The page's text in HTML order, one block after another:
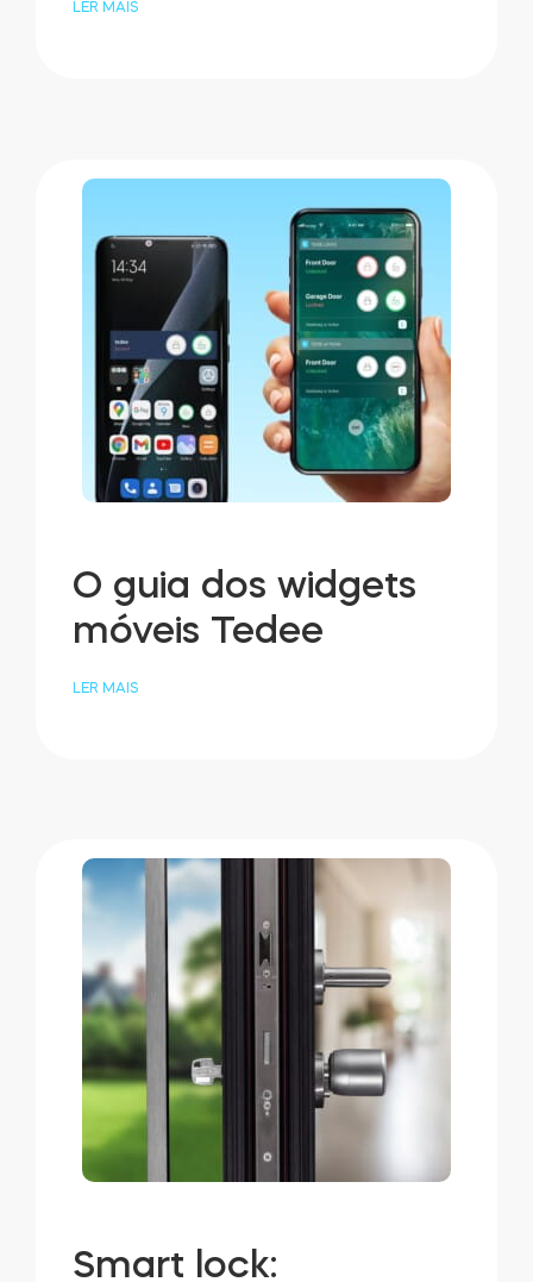
LER MAIS
O guia dos widgets
móveis Tedee
LER MAIS
Smart lock: